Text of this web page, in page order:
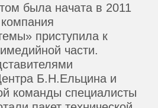
была начата в 2011
приступила к
части.
Б.Н.Ельцина и
команды специалисты